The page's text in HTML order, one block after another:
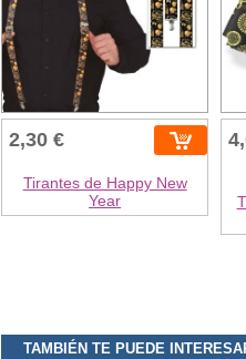
2,30 €
Tirantes de Happy New
Year
TAMBIÉN TE PUEDE